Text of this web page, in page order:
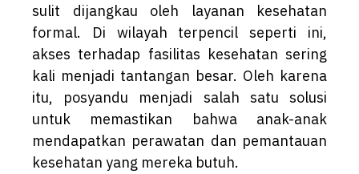
sulit dijangkau oleh layanan kesehatan
formal. Di wilayah terpencil seperti ini,
akses terhadap fasilitas kesehatan sering
kali menjadi tantangan besar. Oleh karena
itu, posyandu menjadi salah satu solusi
untuk memastikan bahwa anak-anak
mendapatkan perawatan dan pemantauan
kesehatan yang mereka butuh.